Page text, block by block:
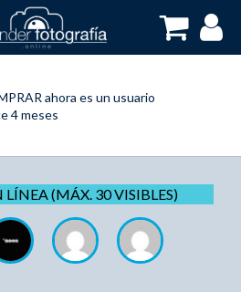
ahora es un usuario
4 meses
LÍNEA (MÁX. 30 VISIBLES)